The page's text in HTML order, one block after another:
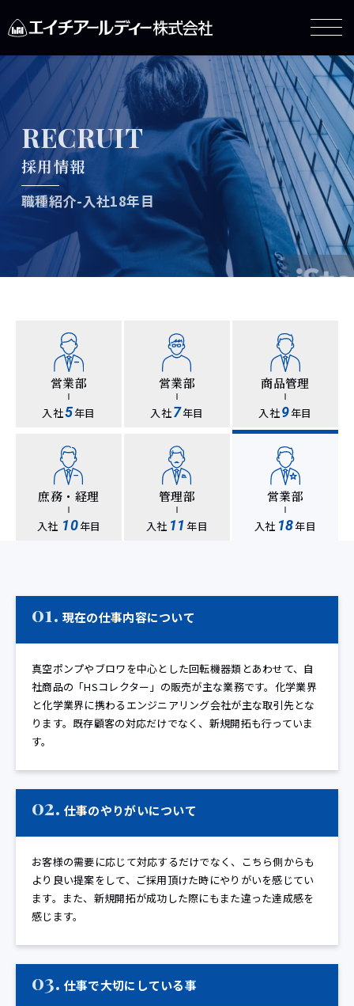
RECRUIT
採用情報
職種紹介-入社18年目
営業部
入社5年目
営業部
入社7年目
商品管理
入社9年目
庶務・経理
入社 10年目
管理部
入社 11 年目
営業部
入社 18年目
01. 現在の仕事内容について
真空ポンプやブロワを中心とした回転機器類とあわせて、自
社商品の「HSコレクター」の販売が主な業務です。化学業界
と化学業界に携わるエンジニアリング会社が主な取引先とな
ります。既存顧客の対応だけでなく、新規開拓も行っていま
す。
02. 仕事のやりがいについて
お客様の需要に応じて対応するだけでなく、こちら側からも
より良い提案をして、ご採用頂けた時にやりがいを感じてい
ます。また、新規開拓が成功した際にもまた違った達成感を
感じます。
03. 仕事で大切にしている事